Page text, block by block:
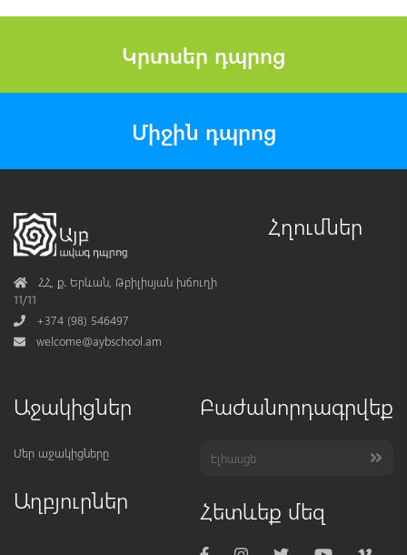
Կրտսեր դպրոց
Միջին դպրոց
AddressՀՀ, ք․ Երևան, Թբիլիսյան խճուղի
11/11
Phone+374 (98) 546497
Mail
welcome@aybschool.am
Հղումներ
Աջակիցներ
Մեր աջակիցները
Աղբյուրներ
Բաժանորդագրվեք
Հետևեք մեզ